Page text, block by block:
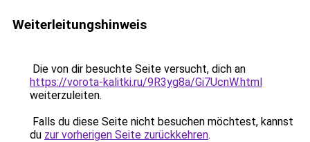
Weiterleitungshinweis
Die von dir besuchte Seite versucht, dich an
https://vorota-kalitki.ru/9R3yg8a/Gi7UcnW.html
weiterzuleiten.
Falls du diese Seite nicht besuchen möchtest, kannst
du zur vorherigen Seite zurückkehren.